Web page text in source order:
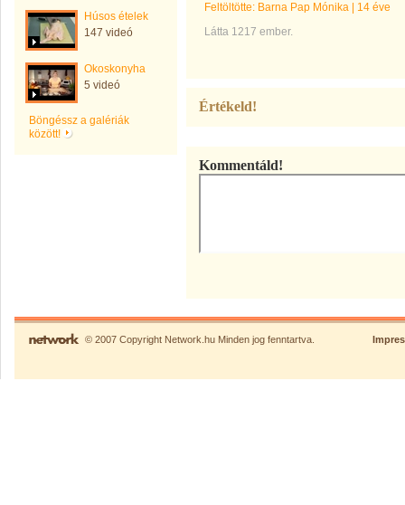
Húsos ételek
147 videó
Okoskonyha
5 videó
Böngéssz a galériák
között!
Feltöltötte: Barna Pap Mónika
14 éve
Látta 1217 ember.
Értékeld!
Kommentáld!
© 2007 Copyright Network.hu Minden jog fenntartva.